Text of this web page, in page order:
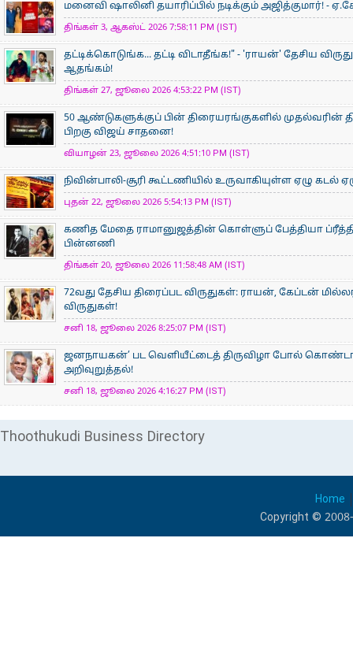
மனைவி ஷாலினி தயாரிப்பில் நடிக்கும் அஜித்குமார்! -
திங்கள் 3, ஆகஸ்ட் 2026 7:58:11 PM (IST)
தட்டிக்கொடுங்க... தட்டி விடாதீங்க!" - 'ராயன்' தேசிய
ஆதங்கம்!
திங்கள் 27, ஜூலை 2026 4:53:22 PM (IST)
50 ஆண்டுகளுக்குப் பின் திரையரங்குகளில் முதல்வரின்
பிறகு விஜய் சாதனை!
வியாழன் 23, ஜூலை 2026 4:51:10 PM (IST)
நிவின்பாலி-சூரி கூட்டணியில் உருவாகியுள்ள ஏழு கடல்
புதன் 22, ஜூலை 2026 5:54:13 PM (IST)
கணித மேதை ராமானுஜத்தின் கொள்ளுப் பேத்தியா
பின்னணி
திங்கள் 20, ஜூலை 2026 11:58:48 AM (IST)
72வது தேசிய திரைப்பட விருதுகள்: ராயன், கேப்டன்
விருதுகள்!
சனி 18, ஜூலை 2026 8:25:07 PM (IST)
ஜனநாயகன்’ பட வெளியீட்டைத் திருவிழா போல்
அறிவுறுத்தல்!
சனி 18, ஜூலை 2026 4:16:27 PM (IST)
Thoothukudi Business Directory
Home
Copyright ©